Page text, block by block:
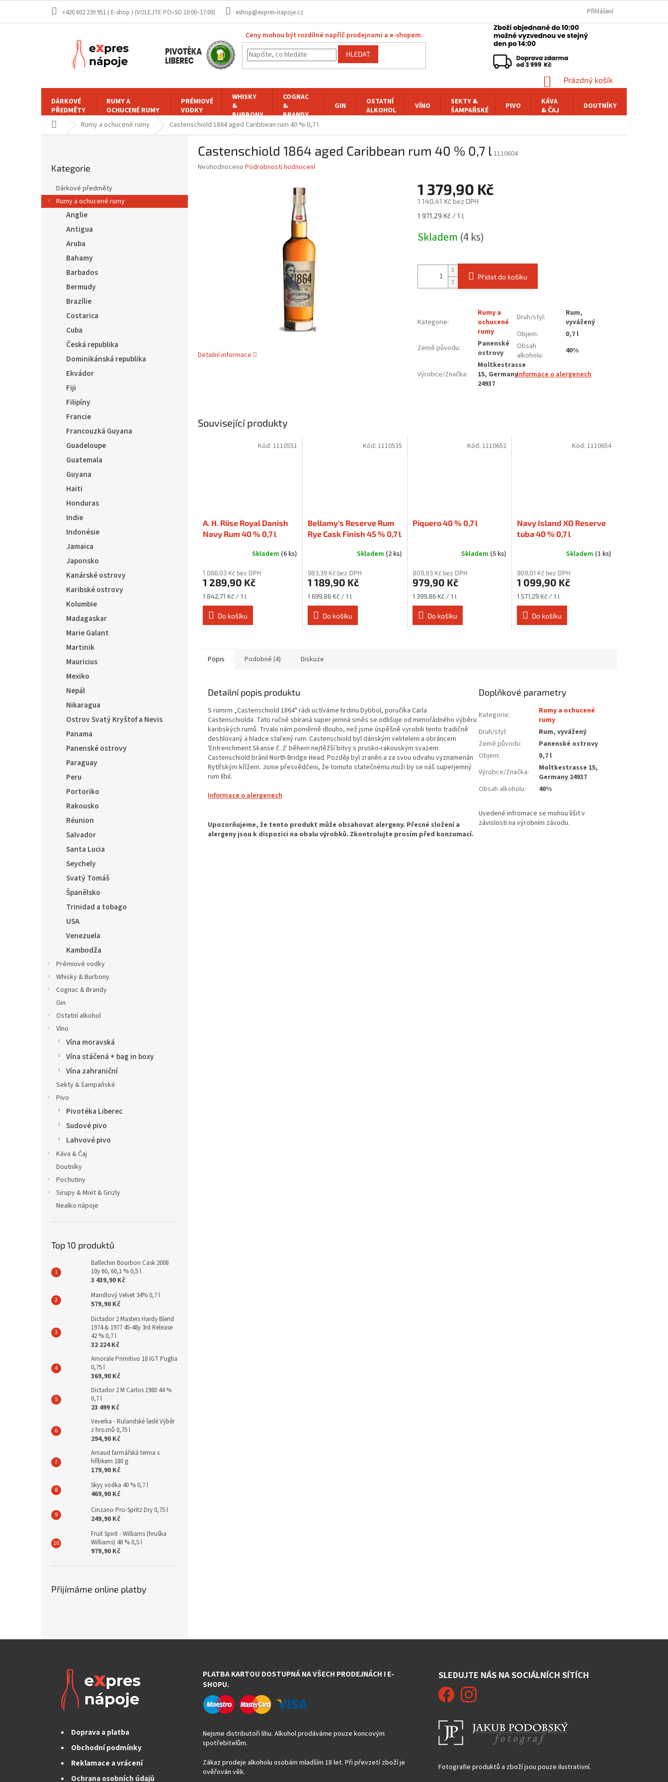
obsah
+420 602 239 951 ( E-shop ) eshop@expres-napoje.cz Přihlášení
Ceny mohou být rozdílné napříč prodejnami a e-shopem.
HLEDAT
NÁKUPNÍ
KOŠÍK
Prázdný košík
DÁRKOVÉ
PŘEDMĚTY
RUMY A
OCHUCENÉ RUMY
PRÉMIOVÉ
VODKY
WHISKY
&
BURBONY
COGNAC
&
BRANDY
GIN
OSTATNÍ
ALKOHOL
VÍNO
SEKTY &
ŠAMPAŇSKÉ
PIVO
KÁVA
& ČAJ
DOUTNÍKY
Domů Rumy a ochucené rumy Castenschiold 1864 aged Caribbean rum 40 % 0,7 l
a
n
kategorie
Kategorie
Dárkové předměty
Rumy a ochucené rumy
Anglie
Antigua
Aruba
Bahamy
Barbados
Bermudy
Brazílie
Costarica
Cuba
Česká republika
Dominikánská republika
Ekvádor
Fiji
Filipíny
Francie
Francouzká Guyana
Guadeloupe
Guatemala
Guyana
Haiti
Honduras
Indie
Indonésie
Jamaica
Japonsko
Kanárské ostrovy
Karibské ostrovy
Kolumbie
Madagaskar
Marie Galant
Martinik
Mauricius
Mexiko
Nepál
Nikaragua
Ostrov Svatý Kryštof a Nevis
Panama
Panenské ostrovy
Paraguay
Peru
Portoriko
Rakousko
Réunion
Salvador
Santa Lucia
Seychely
Svatý Tomáš
Španělsko
Trinidad a tobago
USA
Venezuela
Kambodža
Prémiové vodky
Whisky & Burbony
Cognac & Brandy
Gin
Ostatní alkohol
Víno
Vína moravská
Vína stáčená + bag in boxy
Vína zahraniční
Sekty & šampaňské
Pivo
Pivotéka Liberec
Sudové pivo
Lahvové pivo
Káva & Čaj
Doutníky
Pochutiny
Sirupy & Mixit & Grizly
Nealko nápoje
Top 10 produktů
Ballechin Bourbon Cask 2008
10y 60, 60,1 % 0,5 l
3 439,90 Kč
Mandlový Velvet 34% 0,7 l
579,90 Kč
Dictador 2 Masters Hardy Blend
1974 & 1977 45-48y 3rd Release
42 % 0,7 l
32 224 Kč
Amorale Primitivo 18 IGT Puglia
0,75 l
369,90 Kč
Dictador 2 M Carlos 1980 44 %
0,7 l
23 499 Kč
Veverka - Rulandské šedé Výběr
z hroznů 0,75 l
294,90 Kč
Arnaud farmářská terina s
hříbkem 180 g
179,90 Kč
Skyy vodka 40 % 0,7 l
469,90 Kč
Cinzano Pro-Spritz Dry 0,75 l
249,90 Kč
Fruit Spirit - Williams (hruška
Williams) 48 % 0,5 l
979,90 Kč
Přijímáme online platby
Castenschiold 1864 aged Caribbean rum 40 % 0,7 l1110604
Průměrné
Neohodnoceno Podrobnosti hodnocení
Detailní informace
1 379,90 Kč
1 140,41 Kč bez DPH
Měrná
1 971,29 Kč / 1 l
Skladem (4 ks)
Přidat do košíku
Kategorie:
Rumy a
ochucené
rumy
Země původu:
Panenské
ostrovy
Výrobce/Značka:
Moltkestrasse
15, Germany
24937
Druh/styl:
Rum,
vyvážený
Objem:
0,7 l
Obsah
alkoholu: 40%
Informace o alergenech
Související produkty
A. H. Riise Royal Danish
Navy Rum 40 % 0,7 l
Skladem (6 ks)
1 066,03 Kč bez DPH
1 289,90 Kč
Měrná
cena:
1 842,71 Kč / 1 l
Do košíku
Kód: 1110551
Bellamy's Reserve Rum
Rye Cask Finish 45 % 0,7 l
Skladem (2 ks)
983,39 Kč bez DPH
1 189,90 Kč
Měrná
cena:
1 699,86 Kč / 1 l
Do košíku
Kód: 1110535
Piquero 40 % 0,7 l
Skladem (5 ks)
809,83 Kč bez DPH
979,90 Kč
Měrná
cena:
1 399,86 Kč / 1 l
Do košíku
Kód:1110652
Navy Island XO Reserve
tuba 40 % 0,7 l
Skladem (1 ks)
909,01 Kč bez DPH
1 099,90 Kč
Měrná
cena:
1 571,29 Kč / 1 l
Do košíku
Kód: 1110654
Popis Podobné (4) Diskuze
Detailní popis produktu
S rumrm „Castenschiold 1864" rádi uctíváme hrdinu Dybbol, poručíka Carla
Castenschiolda. Tato ručně sbíraná super jemná směs se odlišuje od mimořádného výběru
karibských rumů. Trvalo nám poměrně dlouho, než jsme úspěšně vyrobili tento tradičně
destilovaný a hladce stařený rum. Castenschiold byl dánským velitelem a obráncem
'Entrenchment Skanse č. 2' během nejtěžší bitvy s prusko-rakouským svazem.
Castenschiold bránil North Bridge Head. Později byl zraněn a za svou odvahu vyznamenán
Rytířským křížem. Jsme přesvědčeni, že tomuto statečnému muži byse náš superjemný
rum líbil.
Informace o alergenech
Doplňkové parametry
Kategorie:
Rumy a ochucené
rumy
Druh/styl:
Rum, vyvážený
Země původu:
Panenské ostrovy
Objem:
0,7 l
Výrobce/Značka:
Moltkestrasse 15,
Germany 24937
Obsah alkoholu: 40%
Doprava a platba
Obchodní podmínky
Reklamace a vrácení
Ochrana osobních údajů
PLATBA KARTOU DOSTUPNÁ NA VŠECH PRODEJNÁCH I E-
SHOPU.
Nejsme distributoři lihu. Alkohol prodáváme pouze koncovým
spotřebitelům.
Zákaz prodeje alkoholu osobám mladším 18 let. Při převzetí zboží je
ověřován věk.
SLEDUJTE NÁS NA SOCIÁLNÍCH SÍTÍCH
Fotografie produktů a zboží jsou pouze ilustrativní.